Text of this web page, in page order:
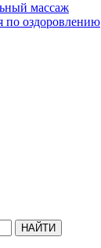
массаж
по оздоровлению